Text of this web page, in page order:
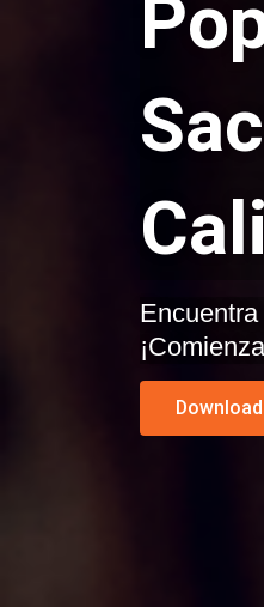
Encuentra solteros cerca de ti en Sacramento, California.